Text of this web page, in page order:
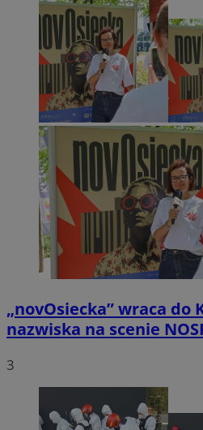
„novOsiecka” wraca do
nazwiska na scenie
3